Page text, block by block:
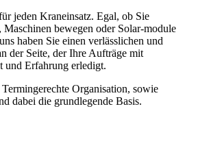
jeden Kraneinsatz. Egal, ob Sie
Maschinen bewegen oder Solar-module
haben Sie einen verlässlichen und
der Seite, der Ihre Aufträge mit
und Erfahrung erledigt.
Organisation, sowie
dabei die grundlegende Basis.